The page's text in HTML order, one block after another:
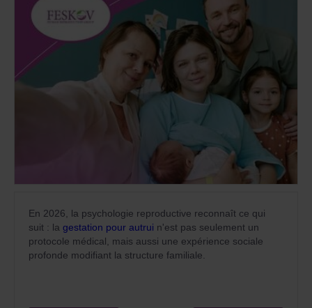
En 2026, la psychologie reproductive reconnaît ce qui
suit : la gestation pour autrui n'est pas seulement un
protocole médical, mais aussi une expérience sociale
profonde modifiant la structure familiale.